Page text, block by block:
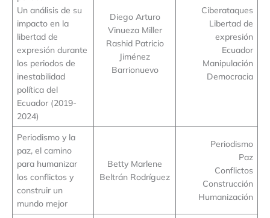
Un análisis de su
impacto en la
libertad de
expresión durante
los periodos de
inestabilidad
política del
Ecuador (2019-
2024)
Diego Arturo
Vinueza Miller
Rashid Patricio
Jiménez
Barrionuevo
Ciberataques
Libertad de
expresión
Ecuador
Manipulación
Democracia
Periodismo y la
paz, el camino
para humanizar
los conflictos y
construir un
mundo mejor
Betty Marlene
Beltrán Rodríguez
Periodismo
Paz
Conflictos
Construcción
Humanización